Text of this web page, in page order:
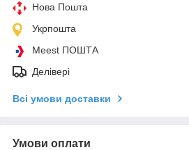
Нова Пошта
Укрпошта
Meest ПОШТА
Делівері
Всі умови доставки
Умови оплати